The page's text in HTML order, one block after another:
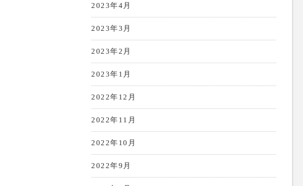
2023年4月
2023年3月
2023年2月
2023年1月
2022年12月
2022年11月
2022年10月
2022年9月